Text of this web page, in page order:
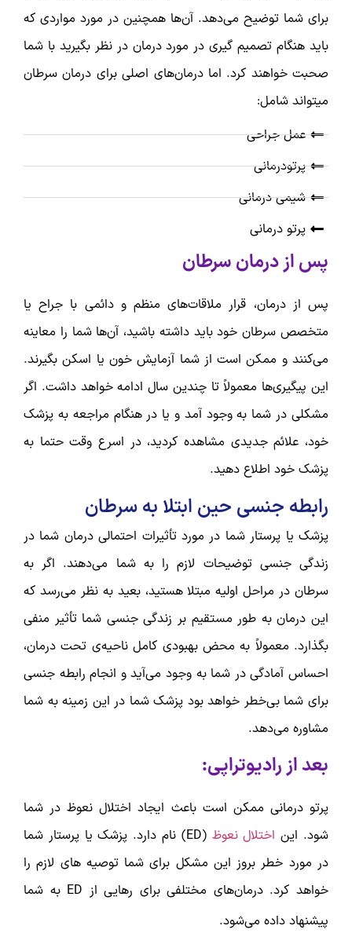
برای شما توضیح می‌دهد. آن‌ها همچنین در مورد مواردی که
باید هنگام تصمیم گیری در مورد درمان در نظر بگیرید با شما
صحبت خواهند کرد. اما درمان‌های اصلی برای درمان سرطان
میتواند شامل:
عمل جراحی
پرتودرمانی
شیمی درمانی
پرتو درمانی
پس از درمان سرطان
پس از درمان، قرار ملاقات‌های منظم و دائمی با جراح یا
متخصص سرطان خود باید داشته باشید، آن‌ها شما را معاینه
می‌کنند و ممکن است از شما آزمایش خون یا اسکن بگیرند.
این پیگیری‌ها معمولاً تا چندین سال ادامه خواهد داشت. اگر
مشکلی در شما به وجود آمد و یا در هنگام مراجعه به پزشک
خود، علائم جدیدی مشاهده کردید، در اسرع وقت حتما به
پزشک خود اطلاع دهید.
رابطه جنسی حین ابتلا به سرطان
پزشک یا پرستار شما در مورد تأثیرات احتمالی درمان شما در
زندگی جنسی توضیحات لازم را به شما می‌دهند. اگر به
سرطان در مراحل اولیه مبتلا هستید‌، بعید به نظر می‌رسد که
این درمان به طور مستقیم بر زندگی جنسی شما تأثیر منفی
بگذارد. معمولاً به محض بهبودی کامل ناحیه‌ی تحت درمان،
احساس آمادگی در شما به وجود می‌آید و انجام رابطه جنسی
برای شما بی‌خطر خواهد بود پزشک شما در این زمینه به شما
مشاوره می‌دهد.
بعد از رادیوتراپی:
پرتو درمانی ممکن است باعث ایجاد اختلال نعوظ در شما
شود. این اختلال نعوظ
(ED) نام دارد. پزشک یا پرستار شما
در مورد خطر بروز این مشکل برای شما توصیه های لازم را
خواهد کرد. درمان‌های مختلفی برای رهایی از ED به شما
پیشنهاد داده می‌شود.